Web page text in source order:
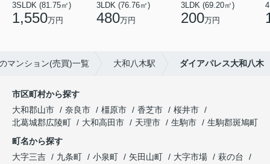
3SLDK (81.75㎡)
1,550万円
3LDK (76.76㎡)
480万円
3LDK (69.20㎡)
200万円
マンション(売買)一覧 大和八木駅 ダイアパレス大和八木
市区町村から探す
大和郡山市
奈良市 橿原市 香芝市
桜井市
北葛城郡広陵町
大和高田市 天理市 生駒市
生駒郡斑鳩町
町名から探す
大字三吉
九条町 小泉町 矢田山町 大字市場
萩の台